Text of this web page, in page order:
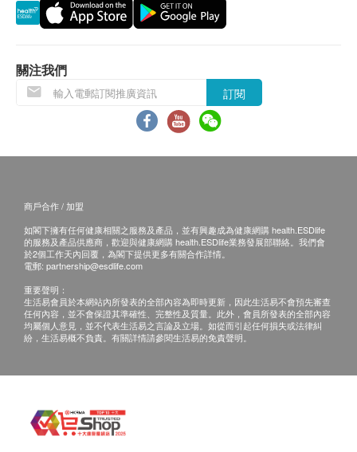
(2) 客人另回電聽取報告 (自取報告)
如果客戶已完成電話或面解服務,若再要求講解,需
另外收取$230解析報告費。
客戶若體檢後3個月內不提取報告，所有報告一律
作銷毀處理及不會存底，客戶如需額外索取報告複
印本 (體檢後3個月內)，將收取$150行政費。注
如有爭議，健康網購health.ESDlife 及莊柏醫療保
留最後決定權。
免責聲明：
所有健康檢查/服務並非作為醫務診斷或治療用
途。當閣下身體健康出現任何疾病徵兆時，應立即
有關此服務/產品的錯漏或延誤，或因使用此服務/
關注我們
訂閱
商戶合作 / 加盟
如閣下擁有任何健康相關之服務及產品，並有興趣成為健康網購 health.ESDlife
的服務及產品供應商，歡迎與健康網購 health.ESDlife業務發展部聯絡。我們會
於2個工作天內回覆，為閣下提供更多有關合作詳情。
電郵: partnership@esdlife.com
重要聲明：
生活易會員於本網站內所發表的全部內容為即時更新，因此生活易不會預先審查
任何內容，並不會保證其準確性、完整性及質量。此外，會員所發表的全部內容
均屬個人意見，並不代表生活易之言論及立場。如從而引起任何損失或法律糾
紛，生活易概不負責。有關詳情請參閱生活易的免責聲明。